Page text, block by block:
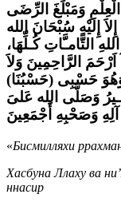
وَمَبْلَغَ الرِّضَى
إِلَيْهِ سُبْحَانَ الله
التَّامـَّاتِ كُـلِّهَا،
الرَّاحِمِينَ وَلاَ
وَهُوَ حَسْبِى (حَسْبُنَا)
وَصَلَّى الله عَلىَ
«Бисмилляхи
Хасбуна Ллаху ва
ннасир